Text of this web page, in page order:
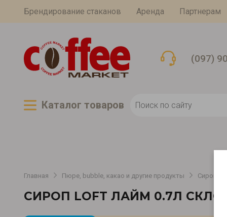
Брендирование стаканов Аренда Партнерам
(097)
Каталог товаров
Главная Пюре, bubble, какао и другие продукты Сиропы,
СИРОП LOFT ЛАЙМ 0.7Л СКЛО